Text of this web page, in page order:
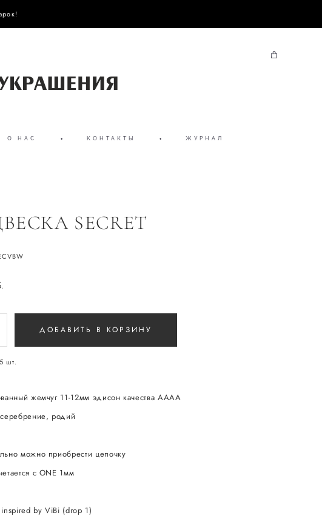
О НАС • КОНТАКТЫ • ЖУРНАЛ
SECRET
5 шт.
ДОБАВИТЬ В КОРЗИНУ
жемчуг 11-12мм эдисон качества АААА
родий
можно приобрести цепочку
с ONE 1мм
inspired by ViBi (drop 1)